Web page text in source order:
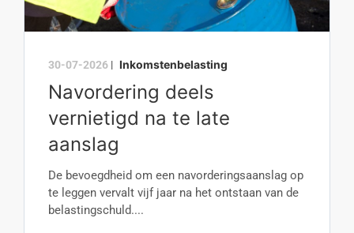
30-07-2026 | Inkomstenbelasting
Navordering deels
vernietigd na te late
aanslag
De bevoegdheid om een navorderingsaanslag op
te leggen vervalt vijf jaar na het ontstaan van de
belastingschuld....